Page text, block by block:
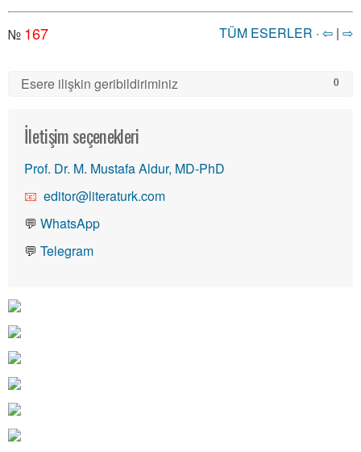
№ 167 TÜM ESERLER · ⇦ | ⇨
Esere ilişkin geribildiriminiz 0
İletişim seçenekleri
Prof. Dr. M. Mustafa Aldur, MD-PhD
editor@literaturk.com
💬 WhatsApp
💬 Telegram